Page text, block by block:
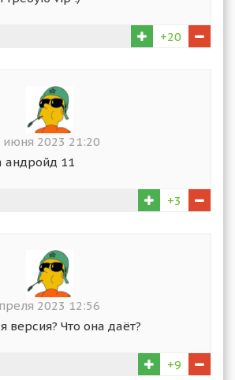
+20
июня 2023 21:20
андройд 11
+3
2023 12:56
версия? Что она даёт?
+9